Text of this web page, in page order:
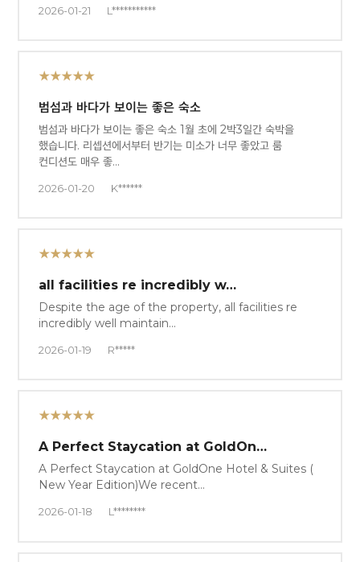
2026-01-21 L***********
★★★★★
범섬과 바다가 보이는 좋은 숙소
범섬과 바다가 보이는 좋은 숙소 1월 초에 2박3일간 숙박을
했습니다. 리셉션에서부터 반기는 미소가 너무 좋았고 룸
컨디션도 매우 좋…
2026-01-20 K******
★★★★★
all facilities re incredibly w…
Despite the age of the property, all facilities re
incredibly well maintain…
2026-01-19 R*****
★★★★★
A Perfect Staycation at GoldOn…
A Perfect Staycation at GoldOne Hotel & Suites (
New Year Edition)We recent…
2026-01-18 L********